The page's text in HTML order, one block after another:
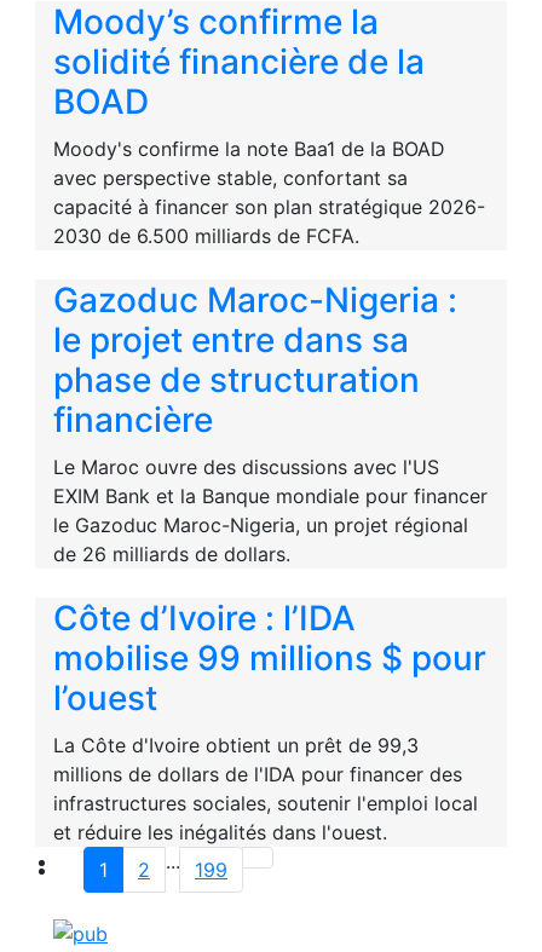
Moody’s confirme la
solidité financière de la
BOAD
Moody's confirme la note Baa1 de la BOAD
avec perspective stable, confortant sa
capacité à financer son plan stratégique 2026-
2030 de 6.500 milliards de FCFA.
Gazoduc Maroc-Nigeria :
le projet entre dans sa
phase de structuration
financière
Le Maroc ouvre des discussions avec l'US
EXIM Bank et la Banque mondiale pour financer
le Gazoduc Maroc-Nigeria, un projet régional
de 26 milliards de dollars.
Côte d’Ivoire : l’IDA
mobilise 99 millions $ pour
l’ouest
La Côte d'Ivoire obtient un prêt de 99,3
millions de dollars de l'IDA pour financer des
infrastructures sociales, soutenir l'emploi local
et réduire les inégalités dans l'ouest.
1
2 ... 199